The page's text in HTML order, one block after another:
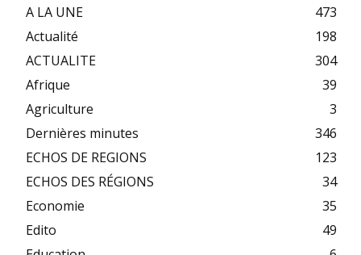
A LA UNE
473
Actualité
198
ACTUALITE
304
Afrique
39
Agriculture
3
Dernières minutes
346
ECHOS DE REGIONS
123
ECHOS DES RÉGIONS
34
Economie
35
Edito
49